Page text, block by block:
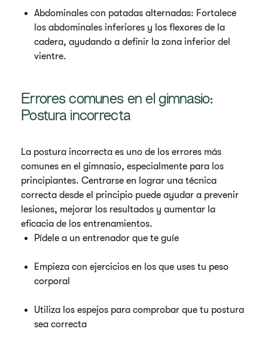
Abdominales con patadas alternadas: Fortalece
los abdominales inferiores y los flexores de la
cadera, ayudando a definir la zona inferior del
vientre.
Errores comunes en el gimnasio:
Postura incorrecta
La postura incorrecta es uno de los errores más
comunes en el gimnasio, especialmente para los
principiantes. Centrarse en lograr una técnica
correcta desde el principio puede ayudar a prevenir
lesiones, mejorar los resultados y aumentar la
eficacia de los entrenamientos.
Pídele a un entrenador que te guíe
Empieza con ejercicios en los que uses tu peso
corporal
Utiliza los espejos para comprobar que tu postura
sea correcta